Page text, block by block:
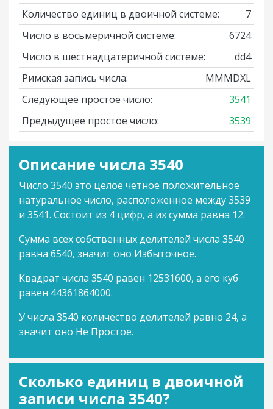
Количество единиц в двоичной системе:
7
Число в восьмеричной системе:
6724
Число в шестнадцатеричной системе:
dd4
Римская запись числа:
MMMDXL
Следующее простое число:
3541
Предыдущее простое число:
3539
Описание числа 3540
Число 3540 это целое четное положительное
натуральное число, расположенное между 3539
и 3541. Состоит из 4 цифр, а их сумма равна 12.
Сумма всех собственных делителей числа 3540
равна 6540, значит оно Избыточное.
Квадрат числа 3540 равен 12531600, а его куб
равен 44361864000.
У числа 3540 количество делителей равно 24, а
значит оно Не Простое.
Сколько единиц в двоичной
записи числа 3540?